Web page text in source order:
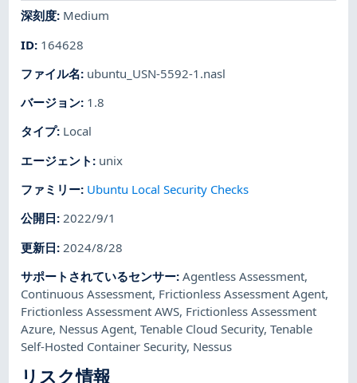
深刻度: Medium
ID: 164628
ファイル名: ubuntu_USN-5592-1.nasl
バージョン: 1.8
タイプ: Local
エージェント : unix
ファミリー: Ubuntu Local Security Checks
公開日:2022/9/1
更新日: 2024/8/28
サポートされているセンサー:Agentless Assessment,
Continuous Assessment, Frictionless Assessment Agent,
Frictionless Assessment AWS, Frictionless Assessment
Azure, Nessus Agent,Tenable Cloud Security,Tenable
Self-Hosted Container Security, Nessus
リスク情報